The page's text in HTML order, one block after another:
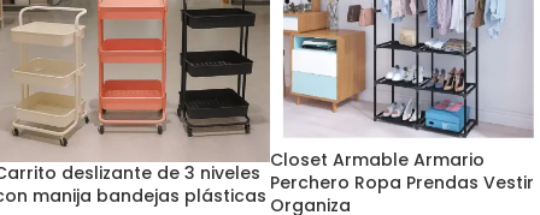
-8 %
deslizante de 3 niveles
manija bandejas plásticas
-4%
Closet Armable Armario
Perchero Ropa Prendas Vestir
Organiza